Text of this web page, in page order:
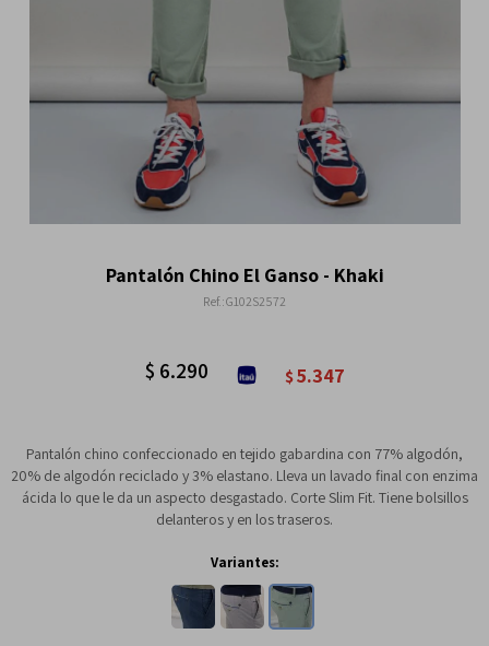
Pantalón Chino El Ganso - Khaki
G102S2572
$ 6.290 $5.347
Pantalón chino confeccionado en tejido gabardina con 77% algodón,
20% de algodón reciclado y 3% elastano. Lleva un lavado final con enzima
ácida lo que le da un aspecto desgastado. Corte Slim Fit. Tiene bolsillos
delanteros y en los traseros.
Variantes: